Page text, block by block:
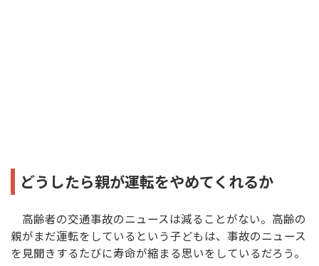
どうしたら親が運転をやめてくれるか
高齢者の交通事故のニュースは減ることがない。高齢の
親がまだ運転をしているという子どもは、事故のニュース
を見聞きするたびに寿命が縮まる思いをしているだろう。